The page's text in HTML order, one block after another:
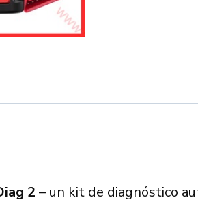
2 – un kit de diagnóstico